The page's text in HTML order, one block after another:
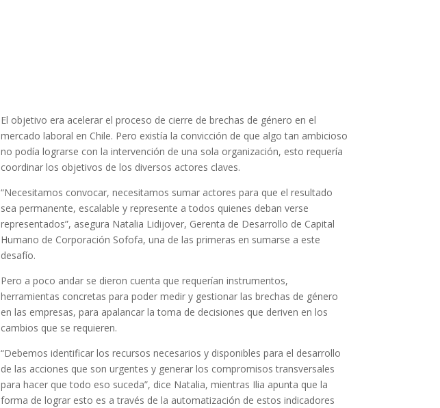
El objetivo era acelerar el proceso de cierre de brechas de género en el
mercado laboral en Chile. Pero existía la convicción de que algo tan ambicioso
no podía lograrse con la intervención de una sola organización, esto requería
coordinar los objetivos de los diversos actores claves.
“Necesitamos convocar, necesitamos sumar actores para que el resultado
sea permanente, escalable y represente a todos quienes deban verse
representados”, asegura Natalia Lidijover, Gerenta de Desarrollo de Capital
Humano de Corporación Sofofa, una de las primeras en sumarse a este
desafío.
Pero a poco andar se dieron cuenta que requerían instrumentos,
herramientas concretas para poder medir y gestionar las brechas de género
en las empresas, para apalancar la toma de decisiones que deriven en los
cambios que se requieren.
“Debemos identificar los recursos necesarios y disponibles para el desarrollo
de las acciones que son urgentes y generar los compromisos transversales
para hacer que todo eso suceda”, dice Natalia, mientras Ilia apunta que la
forma de lograr esto es a través de la automatización de estos indicadores